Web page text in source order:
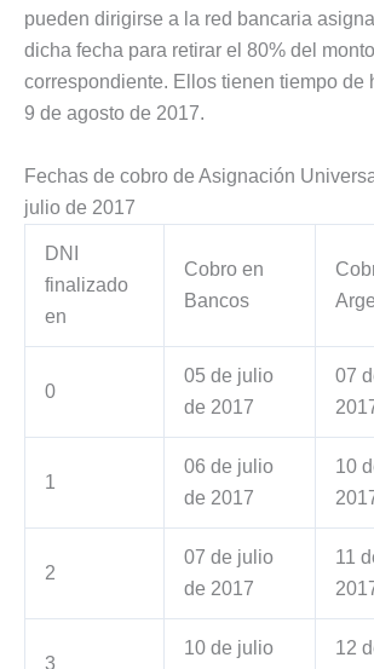
pueden dirigirse a la red bancaria
dicha fecha para retirar el 80% del monto
correspondiente. Ellos tienen tiempo de
9 de agosto de 2017.
Fechas de cobro de Asignación
julio de 2017
DNI
finalizado
en
Cobro en
Bancos
0
05 de julio
de 2017
07
1
06 de julio
de 2017
10
2
07 de julio
de 2017
11
3
10 de julio
12